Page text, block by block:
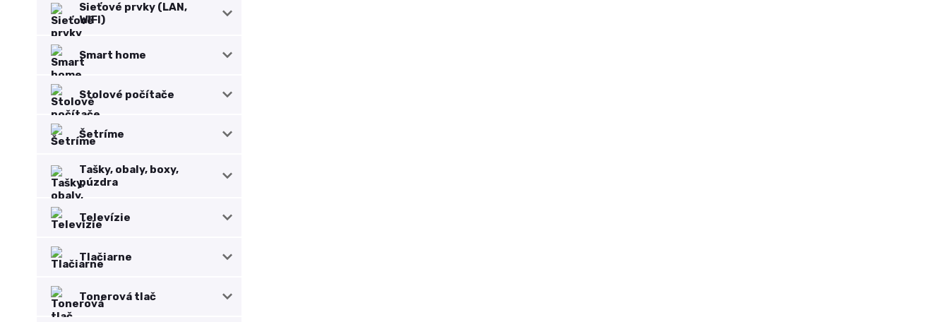
Sieťové prvky (LAN,
WIFI)
Smart home
Stolové počítače
Šetríme
Tašky, obaly, boxy,
púzdra
Televízie
Tlačiarne
Tonerová tlač